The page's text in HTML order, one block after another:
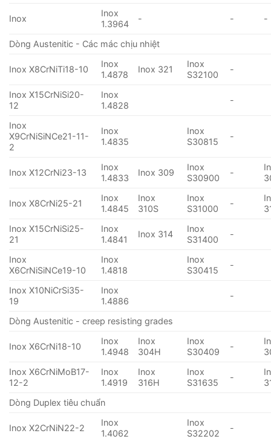
Inox
Inox
1.3964
- - -
Dòng Austenitic - Các mác chịu nhiệt
Inox X8CrNiTi18-10
Inox
1.4878
Inox 321
Inox
S32100
-
Inox X15CrNiSi20-
12
Inox
1.4828
-
Inox
X9CrNiSiNCe21-11-
2
Inox
1.4835
Inox
S30815
-
Inox X12CrNi23-13
Inox
1.4833
Inox 309
Inox
S30900
-
Inox X8CrNi25-21
Inox
1.4845
Inox
310S
Inox
S31000
-
Inox X15CrNiSi25-
21
Inox
1.4841
Inox 314
Inox
S31400
-
Inox
X6CrNiSiNCe19-10
Inox
1.4818
Inox
S30415
-
Inox X10NiCrSi35-
19
Inox
1.4886
-
Dòng Austenitic - creep resisting grades
Inox X6CrNi18-10
Inox
1.4948
Inox
304H
Inox
S30409
-
Inox X6CrNiMoB17-
12-2
Inox
1.4919
Inox
316H
Inox
S31635
-
Dòng Duplex tiêu chuẩn
Inox X2CrNiN22-2
Inox
1.4062
Inox
S32202
-